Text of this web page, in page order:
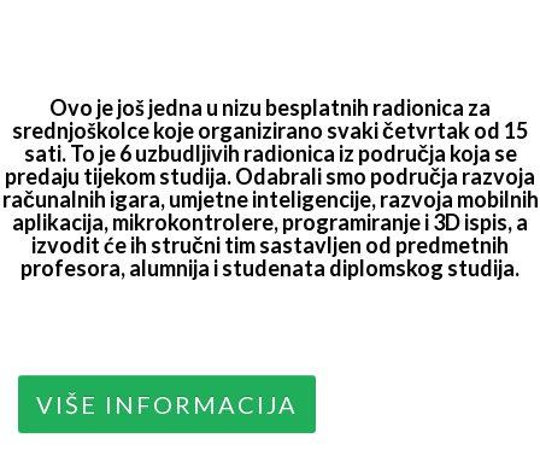
Ovo je još jedna u nizu besplatnih radionica za
srednjoškolce koje organizirano svaki četvrtak od 15
sati.To je6 uzbudljivih radionica iz područja koja se
predaju tijekom studija. Odabrali smo područja razvoja
računalnih igara, umjetne inteligencije, razvoja mobilnih
aplikacija, mikrokontrolere, programiranje i 3D ispis, a
izvodit će ih stručni tim sastavljen od predmetnih
profesora, alumnija i studenata diplomskog studija.
VIŠE INFORMACIJA